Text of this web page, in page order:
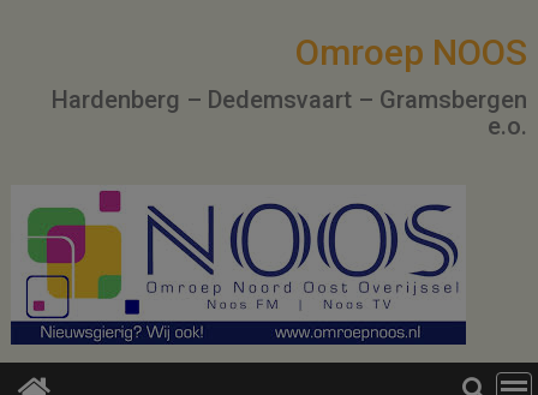
Omroep NOOS
Hardenberg – Dedemsvaart – Gramsbergen
e.o.